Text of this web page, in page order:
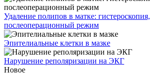
Удаление полипов в матке: гистероскопия,
послеоперационный режим
Эпителиальные клетки в мазке
Нарушение реполяризации на ЭКГ
Новое